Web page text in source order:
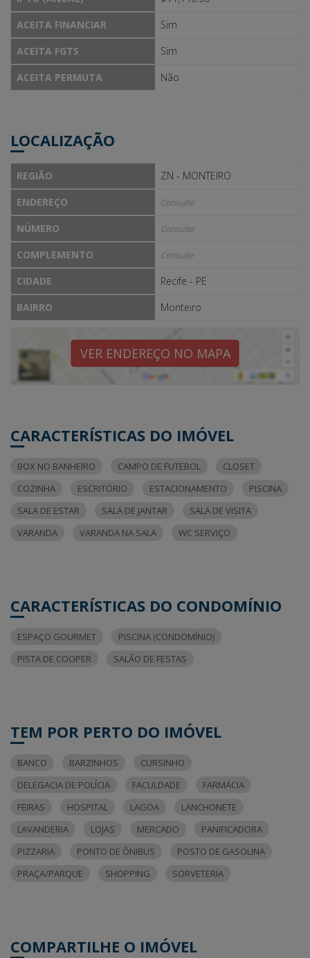
ACEITA FINANCIAR
Sim
ACEITA FGTS
Sim
ACEITA PERMUTA
Não
LOCALIZAÇÃO
REGIÃO
ZN - MONTEIRO
ENDEREÇO
Consulte
NÚMERO Consulte
COMPLEMENTO Consulte
CIDADE
Recife - PE
BAIRRO
Monteiro
VER ENDEREÇO NO MAPA
CARACTERÍSTICAS DO IMÓVEL
BOX NO BANHEIRO CAMPO DE FUTEBOL
CLOSET
COZINHA
ESCRITÓRIO ESTACIONAMENTO
PISCINA
SALA DE ESTAR
SALA DE JANTAR
SALA DE VISITA
VARANDA
VARANDA NA SALA WC SERVIÇO
CARACTERÍSTICAS DO CONDOMÍNIO
ESPAÇO GOURMET
PISCINA (CONDOMÍNIO)
PISTA DE COOPER
SALÃO DE FESTAS
TEM POR PERTO DO IMÓVEL
BANCO BARZINHOS
CURSINHO
DELEGACIA DE POLÍCIA
FACULDADE
FARMÁCIA
FEIRAS
HOSPITAL LAGOA
LANCHONETE
LAVANDERIA
LOJAS MERCADO
PANIFICADORA
PIZZARIA
PONTO DE ÔNIBUS
POSTO DE GASOLINA
PRAÇA/PARQUE
SHOPPING SORVETERIA
COMPARTILHE O IMÓVEL